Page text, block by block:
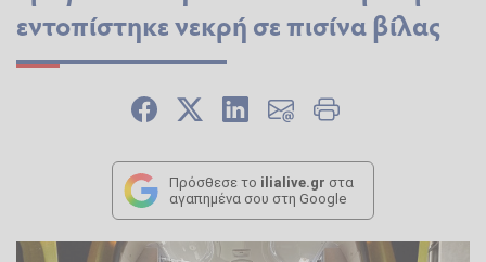
εντοπίστηκε νεκρή σε πισίνα βίλας
Πρόσθεσε το ilialive.gr στα
αγαπημένα σου στη Google